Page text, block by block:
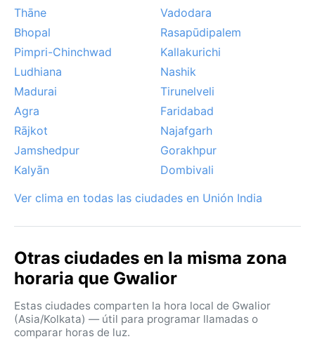
exige precaución. En definitiva, Gwalior ofrece una
experiencia climática marcada por contrastes
estacionales.
Thāne
Vadodara
Bhopal
Rasapūdipalem
Pimpri-Chinchwad
Kallakurichi
Ludhiana
Nashik
Madurai
Tirunelveli
Agra
Faridabad
Rājkot
Najafgarh
Jamshedpur
Gorakhpur
Kalyān
Dombivali
Ver clima en todas las ciudades en Unión India
Otras ciudades en la misma zona
horaria que Gwalior
Estas ciudades comparten la hora local de Gwalior
(Asia/Kolkata) — útil para programar llamadas o
comparar horas de luz.